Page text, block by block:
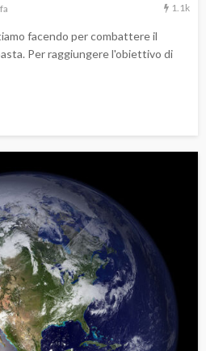
1.1k
facendo per combattere il
Per raggiungere l'obiettivo di